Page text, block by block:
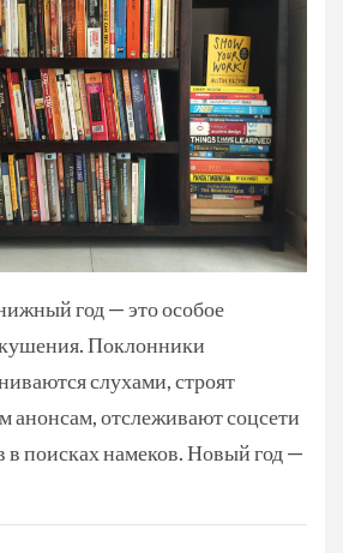
год — это особое
Поклонники
слухами, строят
анонсам, отслеживают соцсети
поисках намеков. Новый год —